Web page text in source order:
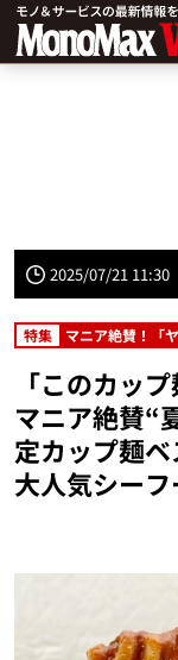
2025/07/21 11:30
特集 マニア絶賛！「
「このカッ
マニア絶賛“
定カップ麺
大人気シーフ